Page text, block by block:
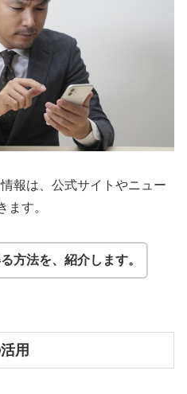
報は、公式サイトやニュー
ます。
方法を、紹介します。
用